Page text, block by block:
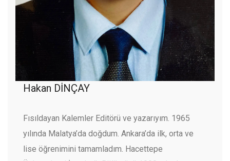
Hakan DİNÇAY
Fısıldayan Kalemler Editörü ve yazarıyım. 1965
yılında Malatya’da doğdum. Ankara’da ilk, orta ve
lise öğrenimini tamamladım. Hacettepe